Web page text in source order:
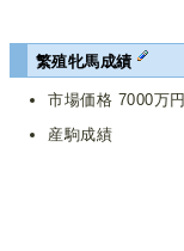
繁殖牝馬成績
市場価格 7000万円
産駒成績